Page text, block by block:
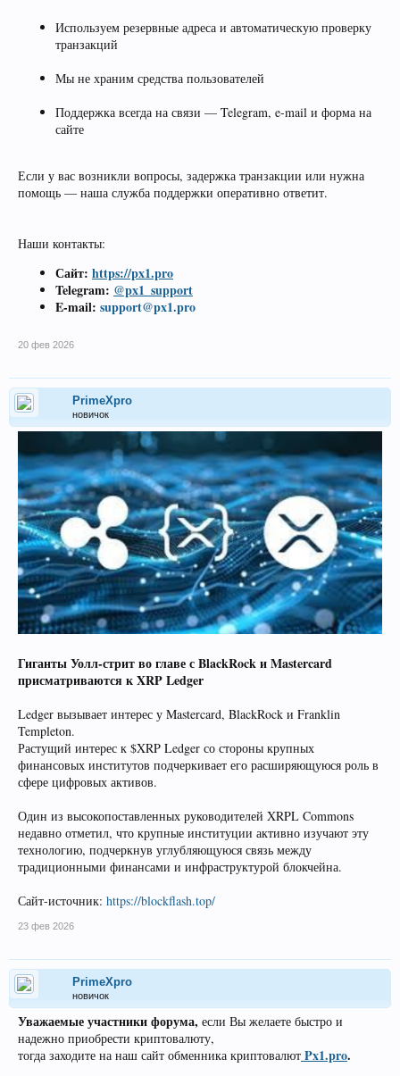
Используем резервные адреса и автоматическую проверку
транзакций
Мы не храним средства пользователей
Поддержка всегда на связи — Telegram, e-mail и форма на
сайте
Если у вас возникли вопросы, задержка транзакции или нужна
помощь — наша служба поддержки оперативно ответит.
Наши контакты:
Сайт: https://px1.pro
Telegram: @px1_support
E-mail: support@px1.pro
20 фев 2026
PrimeXpro
новичок
Гиганты Уолл-стрит во главе с BlackRock и Mastercard
присматриваются к XRP Ledger
Ledger вызывает интерес у Mastercard, BlackRock и Franklin
Templeton.
Растущий интерес к $XRP Ledger со стороны крупных
финансовых институтов подчеркивает его расширяющуюся роль в
сфере цифровых активов.
Один из высокопоставленных руководителей XRPL Commons
недавно отметил, что крупные институции активно изучают эту
технологию, подчеркнув углубляющуюся связь между
традиционными финансами и инфраструктурой блокчейна.
Сайт-источник: https://blockflash.top/
23 фев 2026
PrimeXpro
новичок
Уважаемые участники форума, если Вы желаете быстро и
надежно приобрести криптовалюту,
тогда заходите на наш сайт обменника криптовалют Px1.pro.